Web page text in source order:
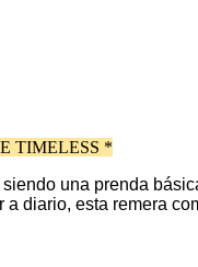
TIMELESS *
una prenda
diario, esta remera